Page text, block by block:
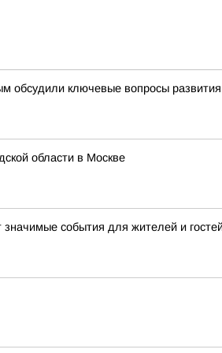
обсудили ключевые вопросы развития
области в Москве
события для жителей и